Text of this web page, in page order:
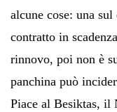
alcune cose: una
contratto in
rinnovo, poi non è
panchina può
Piace al Besiktas, il